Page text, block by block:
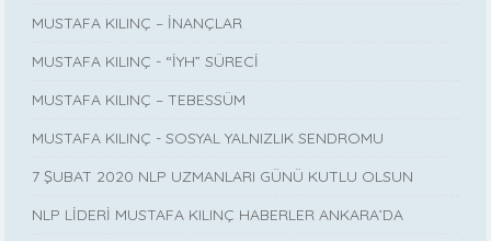
MUSTAFA KILINÇ – İNANÇLAR
MUSTAFA KILINÇ - “İYH” SÜRECİ
MUSTAFA KILINÇ – TEBESSÜM
MUSTAFA KILINÇ - SOSYAL YALNIZLIK SENDROMU
7 ŞUBAT 2020 NLP UZMANLARI GÜNÜ KUTLU OLSUN
NLP LİDERİ MUSTAFA KILINÇ HABERLER ANKARA’DA